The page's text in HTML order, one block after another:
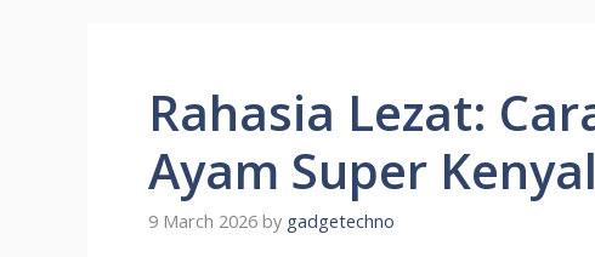
Rahasia Lezat:
Ayam Super
9 March 2026 by gadgetechno